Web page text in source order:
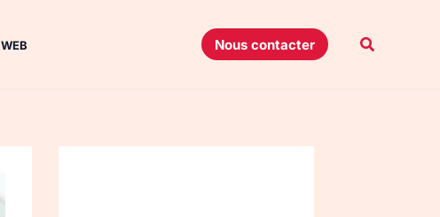
WEB Nous contacter